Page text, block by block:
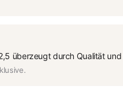
überzeugt durch Qualität